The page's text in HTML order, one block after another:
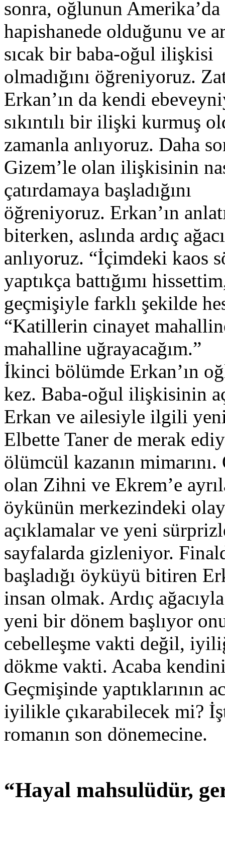
sonra, oğlunun
hapishanede olduğunu ve
sıcak bir baba-oğul ilişkisi
olmadığını öğreniyoruz.
Erkan’ın da kendi
sıkıntılı bir ilişki kurmuş
zamanla anlıyoruz. Daha
Gizem’le olan ilişkisinin
çatırdamaya başladığını
öğreniyoruz. Erkan’ın
biterken, aslında ardıç
anlıyoruz. “İçimdeki kaos
yaptıkça battığımı
geçmişiyle farklı şekilde
“Katillerin cinayet
mahalline uğrayacağım.”
İkinci bölümde Erkan’ın
kez. Baba-oğul ilişkisinin
Erkan ve ailesiyle ilgili yeni
Elbette Taner de merak
ölümcül kazanın
olan Zihni ve Ekrem’e
öykünün merkezindeki
açıklamalar ve yeni
sayfalarda gizleniyor.
başladığı öyküyü bitiren
insan olmak. Ardıç
yeni bir dönem başlıyor
cebelleşme vakti değil,
dökme vakti. Acaba
Geçmişinde yaptıklarının
iyilikle çıkarabilecek mi?
romanın son dönemecine.
“Hayal mahsulüdür,